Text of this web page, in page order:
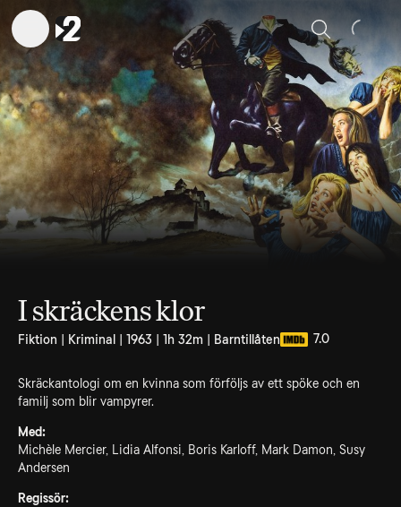
Sök
I skräckens klor
Fiktion | Kriminal | 1963 | 1h 32m | Barntillåten 7.0
Skräckantologi om en kvinna som förföljs av ett spöke och en
familj som blir vampyrer.
Med:
Michèle Mercier, Lidia Alfonsi, Boris Karloff, Mark Damon, Susy
Andersen
Regissör: